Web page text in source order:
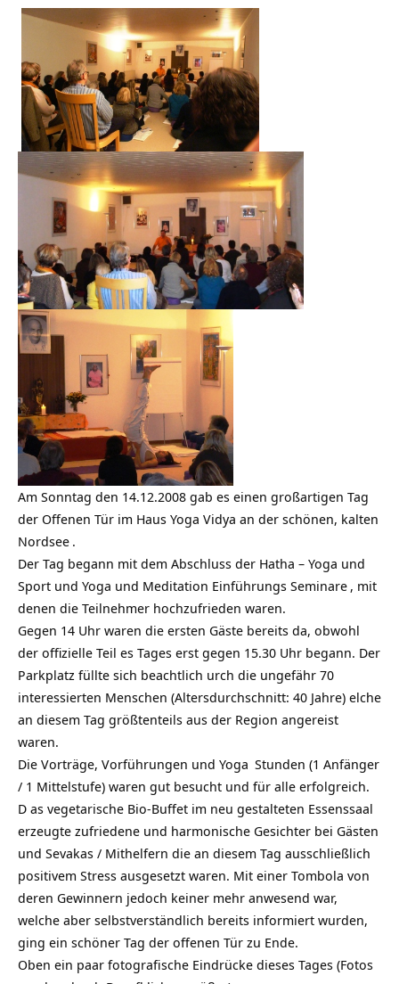
Am Sonntag den 14.12.2008 gab es einen großartigen Tag
der Offenen Tür im Haus Yoga Vidya an der schönen, kalten
Nordsee .
Der Tag begann mit dem Abschluss der Hatha – Yoga und
Sport und Yoga und Meditation Einführungs Seminare , mit
denen die Teilnehmer hochzufrieden waren.
Gegen 14 Uhr waren die ersten Gäste bereits da, obwohl
der offizielle Teil es Tages erst gegen 15.30 Uhr begann. Der
Parkplatz füllte sich beachtlich urch die ungefähr 70
interessierten Menschen (Altersdurchschnitt: 40 Jahre) elche
an diesem Tag größtenteils aus der Region angereist
waren.
Die Vorträge, Vorführungen und Yoga Stunden (1 Anfänger
/ 1 Mittelstufe) waren gut besucht und für alle erfolgreich.
D as vegetarische Bio-Buffet im neu gestalteten Essenssaal
erzeugte zufriedene und harmonische Gesichter bei Gästen
und Sevakas / Mithelfern die an diesem Tag ausschließlich
positivem Stress ausgesetzt waren. Mit einer Tombola von
deren Gewinnern jedoch keiner mehr anwesend war,
welche aber selbstverständlich bereits informiert wurden,
ging ein schöner Tag der offenen Tür zu Ende.
Oben ein paar fotografische Eindrücke dieses Tages (Fotos